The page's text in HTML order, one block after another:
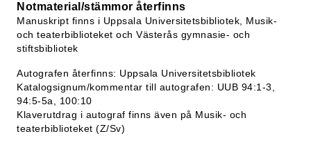
Notmaterial/stämmor återfinns
Manuskript finns i Uppsala Universitetsbibliotek, Musik-
och teaterbiblioteket och Västerås gymnasie- och
stiftsbibliotek
Autografen återfinns: Uppsala Universitetsbibliotek
Katalogsignum/kommentar till autografen: UUB 94:1-3,
94:5-5a, 100:10
Klaverutdrag i autograf finns även på Musik- och
teaterbiblioteket (Z/Sv)